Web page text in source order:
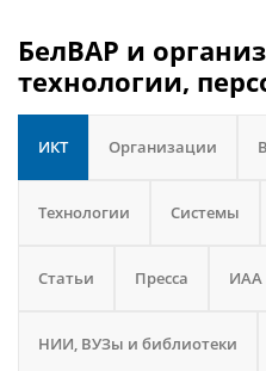
БелВАР и
технологии,
ИКТ Организации
Технологии Системы
Статьи Пресса ИАА
НИИ, ВУЗы и библиотеки